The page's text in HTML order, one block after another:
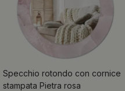
Specchio rotondo con cornice
stampata Pietra rosa